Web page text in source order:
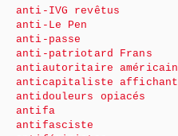
anti-IVG revêtus
anti-Le Pen
anti-passe
anti-patriotard Frans
antiautoritaire américain
anticapitaliste affichant
antidouleurs opiacés
antifa
antifasciste